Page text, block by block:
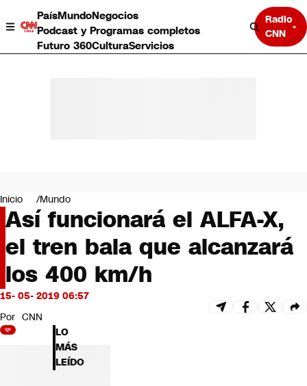
PaísMundoNegocios
Podcast y Programas completos
Futuro 360CulturaServicios
Radio
CNN
Negocios
Deportes
Programas completos
Cultura
Servicios
Bits
CNN tiempo
Futuro 360
Opinión
Inicio Mundo
Así funcionará el ALFA-X,
el tren bala que alcanzará
los 400 km/h
15- 05- 2019 06:57
Por CNN
LO
MÁS
LEÍDO